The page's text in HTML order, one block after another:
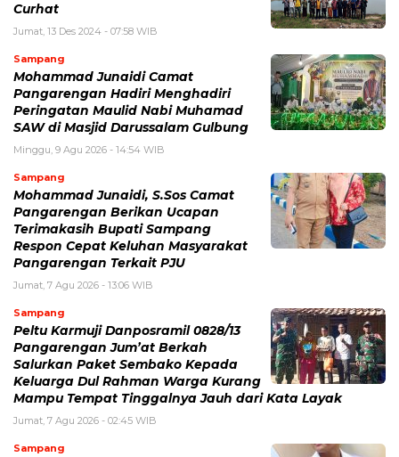
Curhat
Jumat, 13 Des 2024 - 07:58 WIB
Sampang
Mohammad Junaidi Camat
Pangarengan Hadiri Menghadiri
Peringatan Maulid Nabi Muhamad
SAW di Masjid Darussalam Gulbung
Minggu, 9 Agu 2026 - 14:54 WIB
Sampang
Mohammad Junaidi, S.Sos Camat
Pangarengan Berikan Ucapan
Terimakasih Bupati Sampang
Respon Cepat Keluhan Masyarakat
Pangarengan Terkait PJU
Jumat, 7 Agu 2026 - 13:06 WIB
Sampang
Peltu Karmuji Danposramil 0828/13
Pangarengan Jum’at Berkah
Salurkan Paket Sembako Kepada
Keluarga Dul Rahman Warga Kurang
Mampu Tempat Tinggalnya Jauh dari Kata Layak
Jumat, 7 Agu 2026 - 02:45 WIB
Sampang